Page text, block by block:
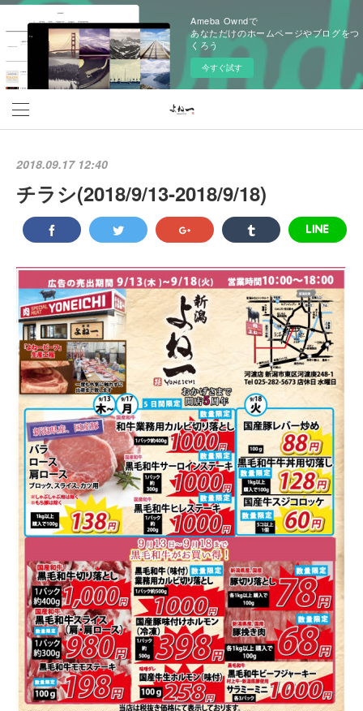
Ameba Owndで
あなただけのホームページやブログをつ
くろう
今すぐ試す
2018.09.17 12:40
チラシ(2018/9/13‐2018/9/18)